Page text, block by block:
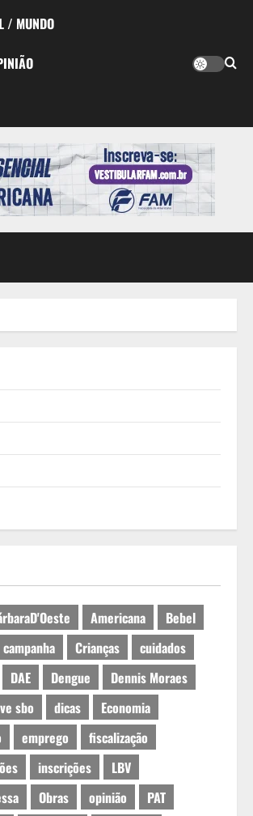
/ MUNDO
Americana
Bebel
campanha Crianças
cuidados
DAE Dengue
Dennis Moraes
sbo
dicas
Economia
emprego
fiscalização
inscrições
LBV
Obras opinião
PAT